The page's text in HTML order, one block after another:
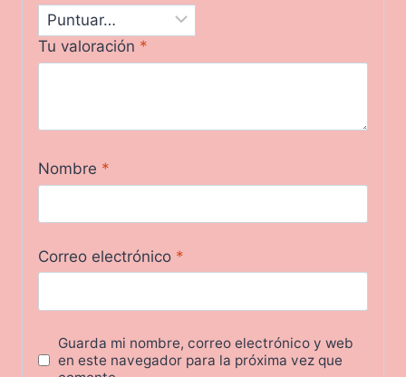
Tu valoración *
Nombre *
Correo electrónico *
Guarda mi nombre, correo electrónico y web
en este navegador para la próxima vez que